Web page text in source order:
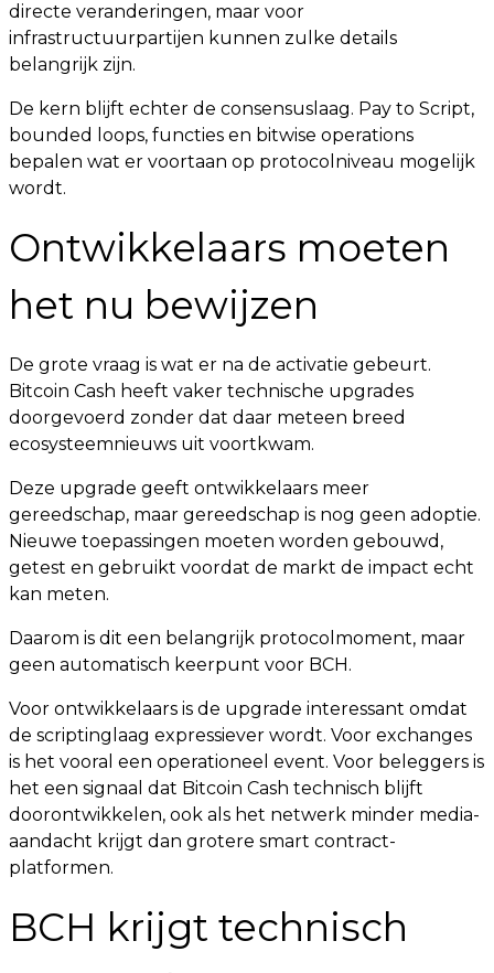
directe veranderingen, maar voor
infrastructuurpartijen kunnen zulke details
belangrijk zijn.
De kern blijft echter de consensuslaag. Pay to Script,
bounded loops, functies en bitwise operations
bepalen wat er voortaan op protocolniveau mogelijk
wordt.
Ontwikkelaars moeten
het nu bewijzen
De grote vraag is wat er na de activatie gebeurt.
Bitcoin Cash heeft vaker technische upgrades
doorgevoerd zonder dat daar meteen breed
ecosysteemnieuws uit voortkwam.
Deze upgrade geeft ontwikkelaars meer
gereedschap, maar gereedschap is nog geen adoptie.
Nieuwe toepassingen moeten worden gebouwd,
getest en gebruikt voordat de markt de impact echt
kan meten.
Daarom is dit een belangrijk protocolmoment, maar
geen automatisch keerpunt voor BCH.
Voor ontwikkelaars is de upgrade interessant omdat
de scriptinglaag expressiever wordt. Voor exchanges
is het vooral een operationeel event. Voor beleggers is
het een signaal dat Bitcoin Cash technisch blijft
doorontwikkelen, ook als het netwerk minder media-
aandacht krijgt dan grotere smart contract-
platformen.
BCH krijgt technisch